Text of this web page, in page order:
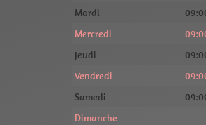
Mardi
Mercredi
Jeudi
Vendredi
Samedi
Dimanche